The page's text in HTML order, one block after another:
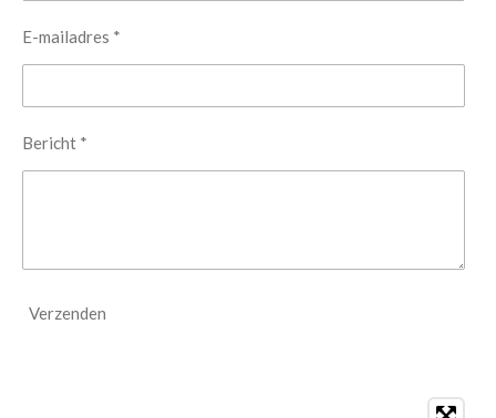
E-mailadres *
Bericht *
Verzenden